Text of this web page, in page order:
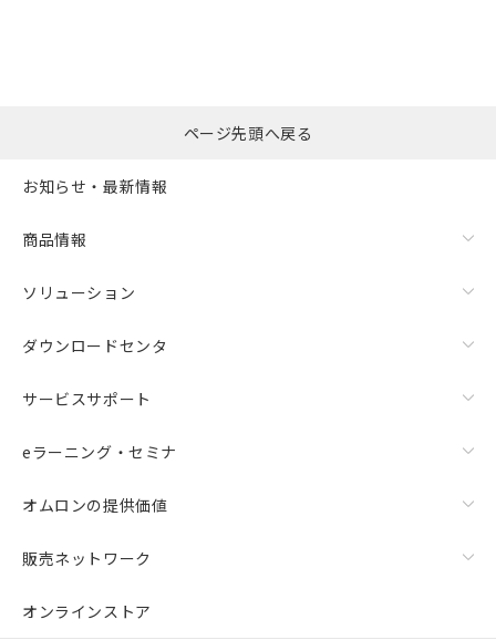
ページ先頭へ戻る
お知らせ・最新情報
商品情報
ソリューション
ダウンロードセンタ
サービスサポート
eラーニング・セミナ
オムロンの提供価値
販売ネットワーク
オンラインストア